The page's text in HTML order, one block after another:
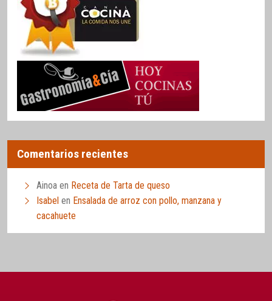
Comentarios recientes
Ainoa en Receta de Tarta de queso
Isabel en Ensalada de arroz con pollo, manzana y
cacahuete